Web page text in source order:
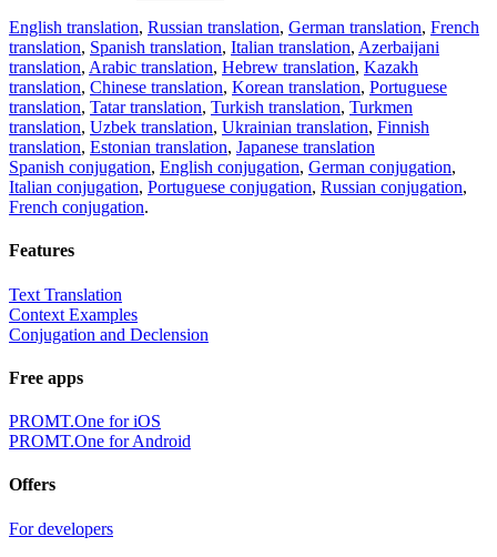
English translation, Russian translation, German translation, French
translation, Spanish translation, Italian translation, Azerbaijani
translation, Arabic translation, Hebrew translation, Kazakh
translation, Chinese translation, Korean translation, Portuguese
translation, Tatar translation, Turkish translation, Turkmen
translation, Uzbek translation, Ukrainian translation, Finnish
translation, Estonian translation, Japanese translation
Spanish conjugation, English conjugation, German conjugation,
Italian conjugation, Portuguese conjugation, Russian conjugation,
French conjugation.
Features
Text Translation
Context Examples
Conjugation and Declension
Free apps
PROMT.One for iOS
PROMT.One for Android
Offers
For developers